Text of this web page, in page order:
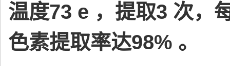
温度73 e ，提取3 次，
色素提取率达98% 。